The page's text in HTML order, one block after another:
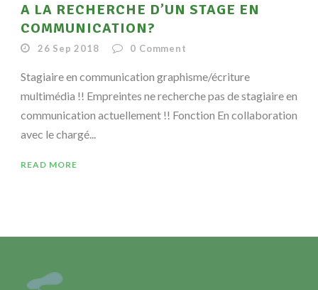
A LA RECHERCHE D’UN STAGE EN
COMMUNICATION?
26 Sep 2018 0 Comment
Stagiaire en communication graphisme/écriture
multimédia !! Empreintes ne recherche pas de stagiaire en
communication actuellement !! Fonction En collaboration
avec le chargé...
READ MORE